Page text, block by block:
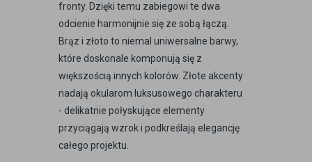
fronty. Dzięki temu zabiegowi te dwa
odcienie harmonijnie się ze sobą łączą.
Brąz i złoto to niemal uniwersalne barwy,
które doskonale komponują się z
większością innych kolorów. Złote akcenty
nadają okularom luksusowego charakteru
- delikatnie połyskujące elementy
przyciągają wzrok i podkreślają elegancję
całego projektu.